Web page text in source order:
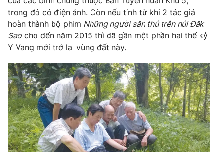
trong đó có điện ảnh. Còn nếu tính từ khi 2 tác giả
hoàn thành bộ phim Những người săn thú trên núi Đăk
Sao cho đến năm 2015 thì đã gần một phần hai thế kỷ
Y Vang mới trở lại vùng đất này.